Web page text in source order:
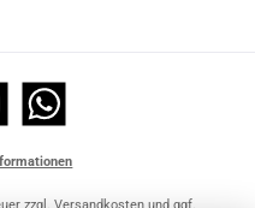
WhatsApp
zzgl. Versandkostenund ggf.